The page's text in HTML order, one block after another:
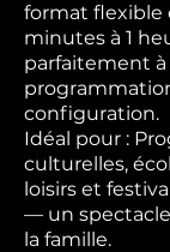
format flexible
minutes à 1
parfaitement
configuration.
Idéal pour :
culturelles,
loisirs et
— un
la famille.